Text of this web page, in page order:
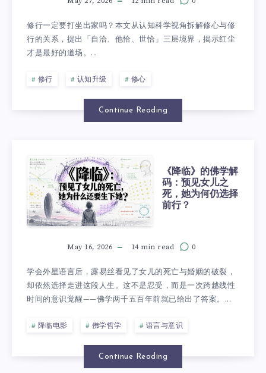
修行一定要打坐出家吗？本文从认知科学视角拆解修心与修
行的关系，提出「自洽、他恰、世恰」三层境界，揭示红尘
才是最好的道场。...
修行 认知升级 修心
Continue Reading
《降临》的佛学解
码：预见女儿之
死，她为何仍选择
前行？
May 16, 2026 14 min read 0
学会外星语言后，露易丝看见了女儿的死亡与婚姻的破裂，
却依然选择走进这段人生。这不是忍受，而是一次跨越线性
时间的意识觉醒——佛学两千五百年前就已给出了答案。...
降临电影 佛学哲学 语言与意识
Continue Reading